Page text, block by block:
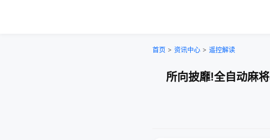
首页 > 资讯中心 > 遥控解读
所向披靡!全自动麻